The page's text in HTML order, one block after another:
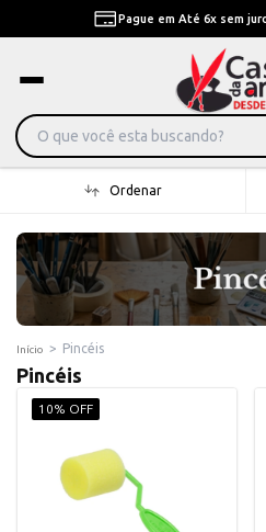
Pague em Até 6x sem
Ordenar
Início > Pincéis
Pincéis
10% OFF